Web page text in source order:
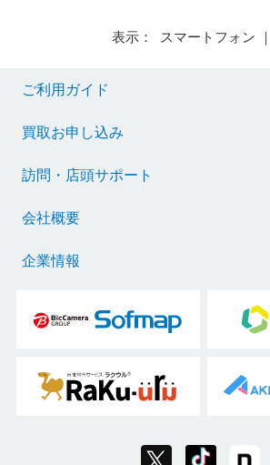
表示： スマートフォン ｜
ご利用ガイド
買取お申し込み
訪問・店頭サポート
会社概要
企業情報